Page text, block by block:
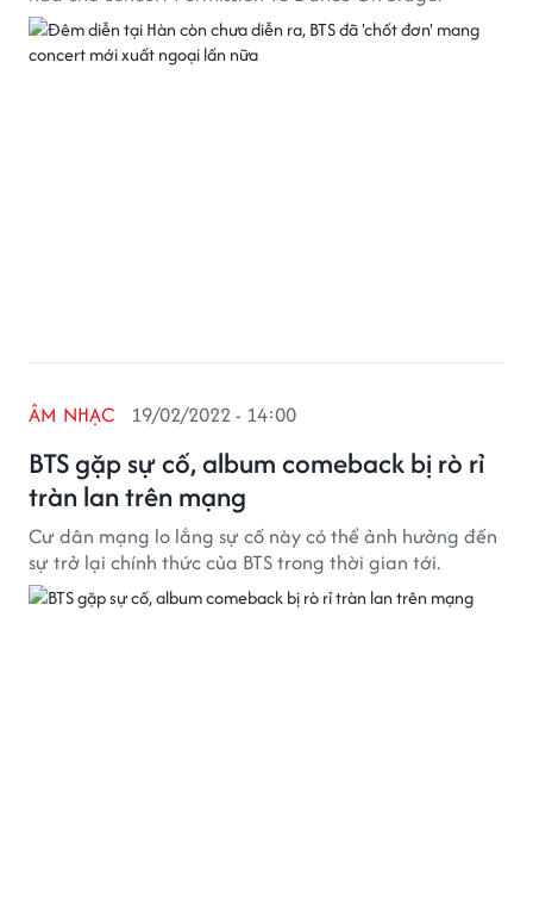
BTS gặp sự cố, album comeback bị rò rỉ
tràn lan trên mạng
ÂM NHẠC 19/02/2022 - 14:00
Cư dân mạng lo lắng sự cố này có thể ảnh hưởng đến
sự trở lại chính thức của BTS trong thời gian tới.